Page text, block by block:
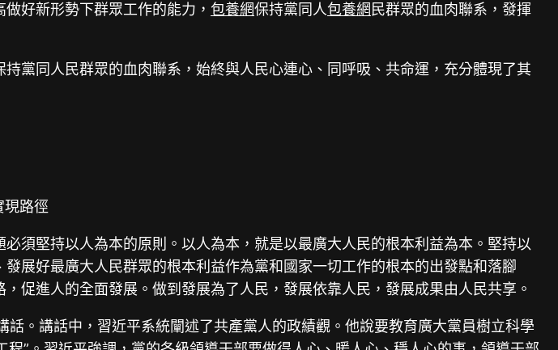
做好新形勢下群眾工作的能力，包養網保持黨同人包養網 民群眾的血肉聯系，發揮
黨同人民群眾的血肉聯系，始終與人民心連心、同呼吸、共命運，充分體現了其
現路徑
須堅持以人為本的原則。以人為本，就是以最廣大人民的根本利益為本。堅持以
發展好最廣大人民群眾的根本利益作為黨和國家一切工作的根本的出發點和落腳
促進人的全面發展。做到發展為了人民，發展依靠人民，發展成果由人民共享。
。講話中，習近平系統闡述了共產黨人的政績觀。他說要教育廣大黨員樹立科學